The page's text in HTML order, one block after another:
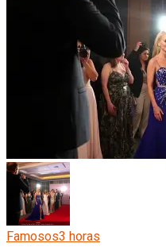
Famosos3 horas